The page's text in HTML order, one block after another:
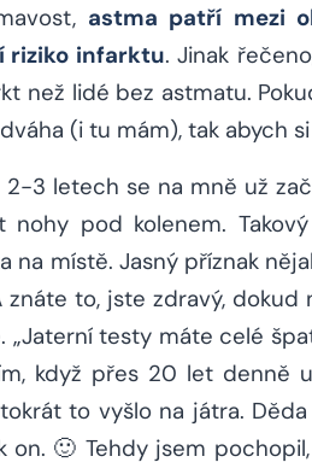
astma patří mezi
riziko infarktu. Jinak
než lidé bez astmatu.
(i tu mám), tak abych
3 letech se na mně už
nohy pod kolenem.
na místě. Jasný příznak
znáte to, jste zdravý,
„Jaterní testy máte celé
když přes 20 let denně
to vyšlo na játra.
on. 🙂 Tehdy jsem